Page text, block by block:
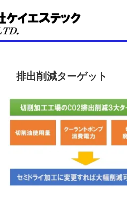
排出削減ターゲット